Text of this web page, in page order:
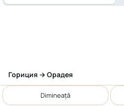
Гориция → Орадея
Dimineață